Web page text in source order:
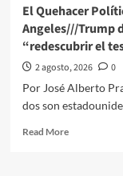
la
inteligencia
El Quehacer
Angeles///Trump
“redescubrir el
2 agosto, 2026
0
Por José Alberto
dos son
Read MoreRead